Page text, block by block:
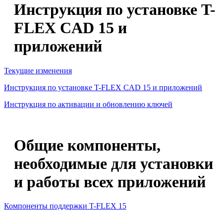
Инструкция по установке T-
FLEX CAD 15 и
приложений
Текущие изменения
Инструкция по установке T-FLEX CAD 15 и приложений
Инструкция по активации и обновлению ключей
Общие компоненты,
необходимые для установки
и работы всех приложений
Компоненты поддержки T-FLEX 15